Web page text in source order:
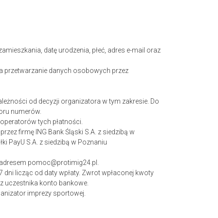
datę urodzenia, płeć, adres e-mail oraz
przetwarzanie danych osobowych przez
od decyzji organizatora w tym zakresie. Do
numerów.
tych płatności.
firmę ING Bank Śląski S.A. z siedzibą w
PayU S.A. z siedzibą w Poznaniu
pomoc@protimig24.pl.
licząc od daty wpłaty. Zwrot wpłaconej kwoty
uczestnika konto bankowe.
imprezy sportowej.